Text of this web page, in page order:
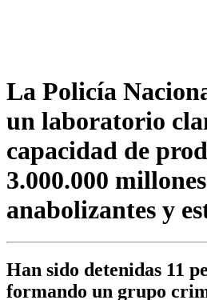
La Policía
un laboratorio
capacidad de
3.000.000
anabolizantes y
Han sido detenidas 11
formando un grupo